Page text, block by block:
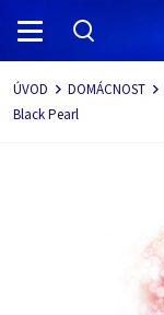
Navigace
ÚVOD DOMÁCNOST
Black Pearl